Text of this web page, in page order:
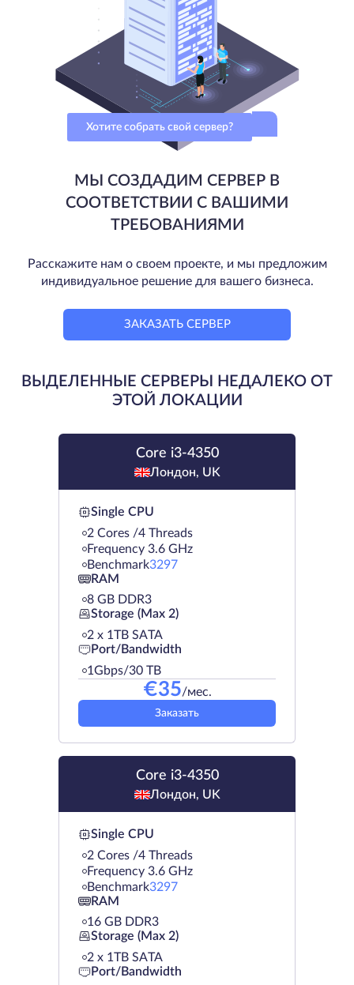
Хотите собрать свой сервер?
МЫ СОЗДАДИМ СЕРВЕР В
СООТВЕТСТВИИ С ВАШИМИ
ТРЕБОВАНИЯМИ
Расскажите нам о своем проекте, и мы предложим
индивидуальное решение для вашего бизнеса.
ЗАКАЗАТЬ СЕРВЕР
ВЫДЕЛЕННЫЕ СЕРВЕРЫ НЕДАЛЕКО ОТ
ЭТОЙ ЛОКАЦИИ
Core i3-4350
Лондон, UK
Single CPU
2 Cores /4 Threads
Frequency 3.6 GHz
Benchmark3297
RAM
8 GB DDR3
Storage (Max 2)
2 х 1TB SATA
Port/Bandwidth
1Gbps/30 TB
€35/мес.
Заказать
Core i3-4350
Лондон, UK
Single CPU
2 Cores /4 Threads
Frequency 3.6 GHz
Benchmark3297
RAM
16 GB DDR3
Storage (Max 2)
2 х 1TB SATA
Port/Bandwidth